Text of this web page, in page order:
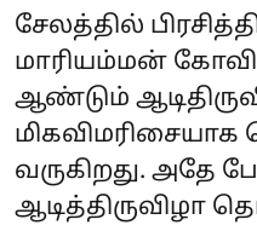
சேலத்தில்
மாரியம்மன்
ஆண்டும்
வருகிறது. அதே
ஆடித்திருவிழா